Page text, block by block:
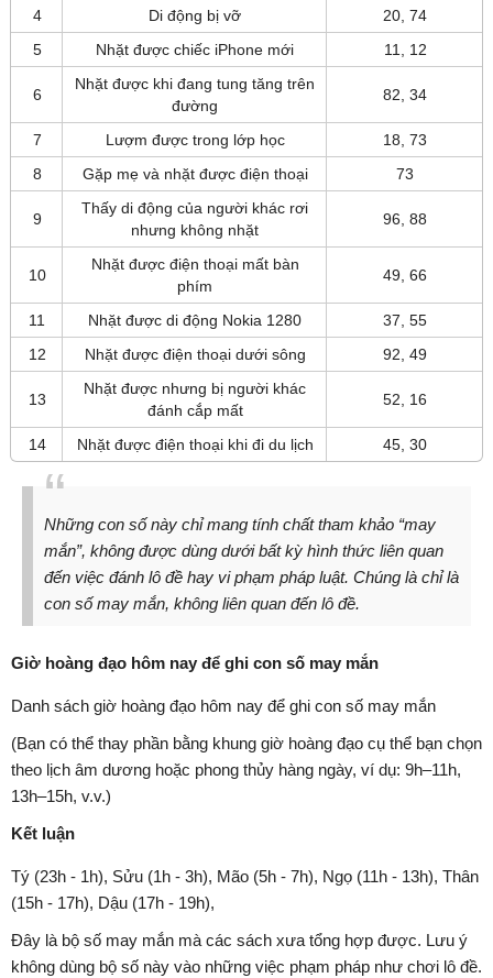
4
Di động bị vỡ
20, 74
5
Nhặt được chiếc iPhone mới 11, 12
6
Nhặt được khi đang tung tăng trên
đường
82, 34
7 Lượm được trong lớp học
18, 73
8
Gặp mẹ và nhặt được điện thoại 73
9
Thấy di động của người khác rơi
nhưng không nhặt
96, 88
10
Nhặt được điện thoại mất bàn
phím
49, 66
11 Nhặt được di động Nokia 1280
37, 55
12
Nhặt được điện thoại dưới sông 92, 49
13
Nhặt được nhưng bị người khác
đánh cắp mất
52, 16
14 Nhặt được điện thoại khi đi du lịch 45, 30
Những con số này chỉ mang tính chất tham khảo “may
mắn”, không được dùng dưới bất kỳ hình thức liên quan
đến việc đánh lô đề hay vi phạm pháp luật. Chúng là chỉ là
con số may mắn, không liên quan đến lô đề.
Giờ hoàng đạo hôm nay để ghi con số may mắn
Danh sách giờ hoàng đạo hôm nay để ghi con số may mắn
(Bạn có thể thay phần bằng khung giờ hoàng đạo cụ thể bạn chọn
theo lịch âm dương hoặc phong thủy hàng ngày, ví dụ: 9h–11h,
13h–15h, v.v.)
Kết luận
Tý (23h - 1h), Sửu (1h - 3h), Mão (5h - 7h), Ngọ (11h - 13h), Thân
(15h - 17h), Dậu (17h - 19h),
Đây là bộ số may mắn mà các sách xưa tổng hợp được. Lưu ý
không dùng bộ số này vào những việc phạm pháp như chơi lô đề.